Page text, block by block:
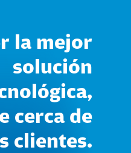
la mejor
solución
cerca de
clientes.